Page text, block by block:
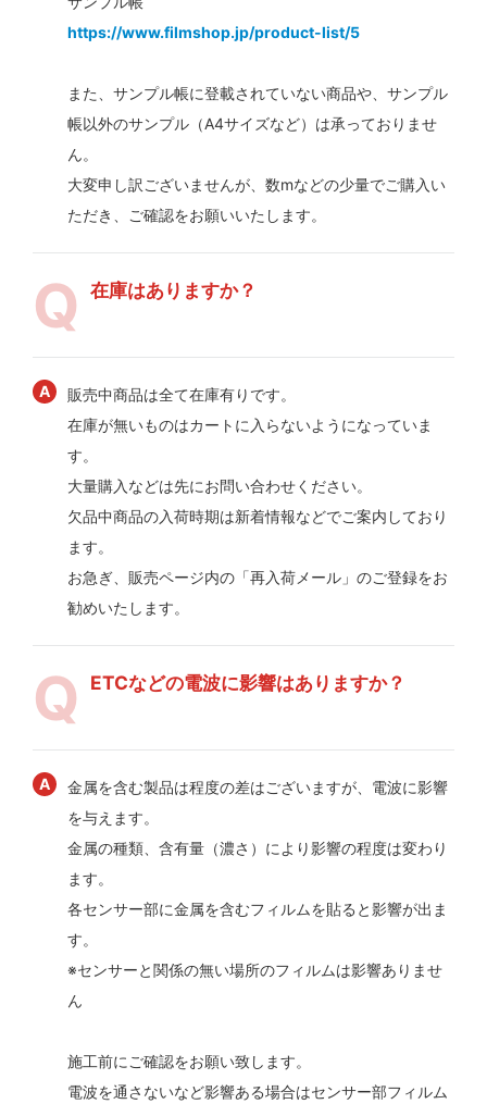
https://www.filmshop.jp/product-list/5
また、サンプル帳に登載されていない商品や、サンプル
帳以外のサンプル（A4サイズなど）は承っておりませ
ん。
大変申し訳ございませんが、数mなどの少量でご購入い
ただき、ご確認をお願いいたします。
在庫はありますか？
販売中商品は全て在庫有りです。
在庫が無いものはカートに入らないようになっていま
す。
大量購入などは先にお問い合わせください。
欠品中商品の入荷時期は新着情報などでご案内しており
ます。
お急ぎ、販売ページ内の「再入荷メール」のご登録をお
勧めいたします。
ETCなどの電波に影響はありますか？
金属を含む製品は程度の差はございますが、電波に影響
を与えます。
金属の種類、含有量（濃さ）により影響の程度は変わり
ます。
各センサー部に金属を含むフィルムを貼ると影響が出ま
す。
※センサーと関係の無い場所のフィルムは影響ありませ
ん
施工前にご確認をお願い致します。
電波を通さないなど影響ある場合はセンサー部フィルム